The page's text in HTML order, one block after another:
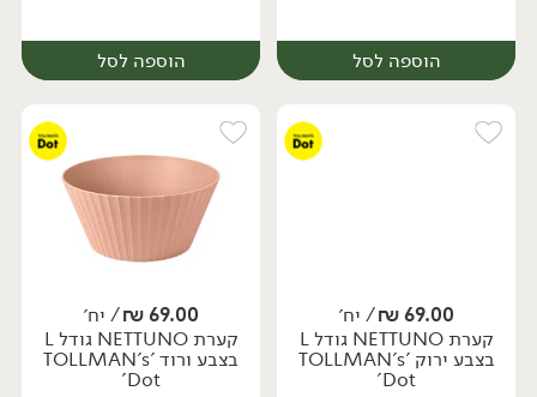
הוספה לסל
יח׳
הוספה לסל
יח׳
69.00
₪/ יח׳
קערת NETTUNO גודל L
בצבע ירוק 'TOLLMAN's
Dot'
69.00
₪/ יח׳
קערת NETTUNO גודל L
בצבע ורוד 'TOLLMAN's
Dot'